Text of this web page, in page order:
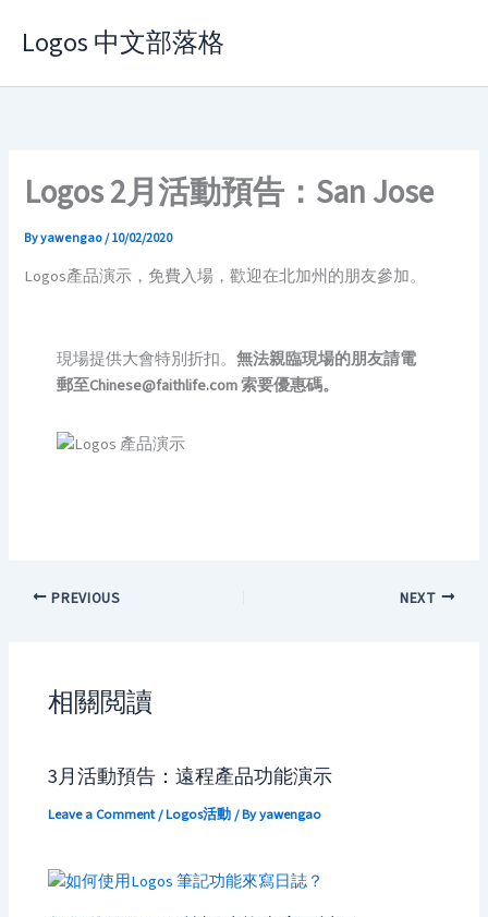
Logos 中文部落格
Logos 2月活動預告：San Jose
Byyawengao/10/02/2020
Logos產品演示，免費入場，歡迎在北加州的朋友參加。
現場提供大會特別折扣。 無法親臨現場的朋友請電
郵至Chinese@faithlife.com 索要優惠碼。
PREVIOUS NEXT
相關閲讀
3月活動預告：遠程產品功能演示
Leave a Comment/Logos活動/ Byyawengao